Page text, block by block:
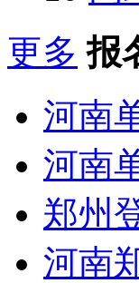
更多 报
河南
河南
郑州
河南